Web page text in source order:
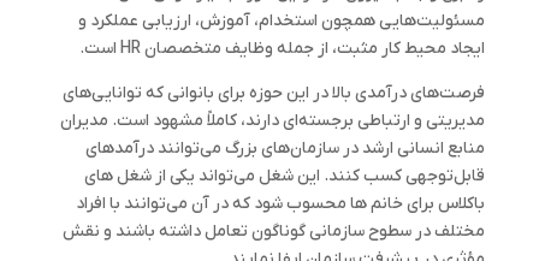
مسئولیت‌هایی همچون استخدام، آموزش، ارزیابی عملکرد و
ایجاد محیط کار مثبت، از جمله وظایف متخصصان HR است.
فرصت‌های درآمدی بالا در این حوزه برای بانوانی که توانایی‌های
مدیریتی و ارتباطی برجسته‌ای دارند، کاملاً مشهود است. مدیران
منابع انسانی ارشد در سازمان‌های بزرگ می‌توانند درآمدهای
قابل‌توجهی کسب کنند. این شغل می‌تواند یکی از شغل های
باکلاس برای خانم ها محسوب شود که در آن می‌توانند با افراد
مختلف در سطوح سازمانی گوناگون تعامل داشته باشند و نقش